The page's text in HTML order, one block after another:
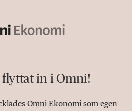
in i Omni!
Omni Ekonomi som egen